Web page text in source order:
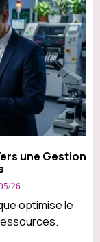
une Gestion
26
optimise le